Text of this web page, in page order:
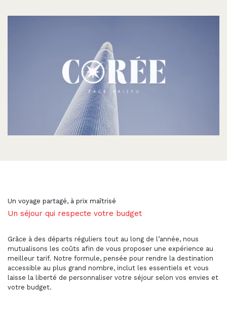
Un voyage partagé, à prix maîtrisé
Un séjour qui respecte votre budget
Grâce à des départs réguliers tout au long de l’année, nous
mutualisons les coûts afin de vous proposer une expérience au
meilleur tarif. Notre formule, pensée pour rendre la destination
accessible au plus grand nombre, inclut les essentiels et vous
laisse la liberté de personnaliser votre séjour selon vos envies et
votre budget.